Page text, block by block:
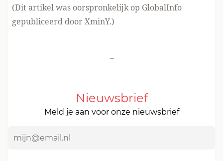
(Dit artikel was oorspronkelijk op GlobalInfo
gepubliceerd door XminY.)
-
Nieuwsbrief
Meld je aan voor onze nieuwsbrief